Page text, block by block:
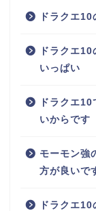
ドラクエ
ドラクエ
いっぱい
ドラクエ
いからです
モーモン強
方が良いで
ドラクエ